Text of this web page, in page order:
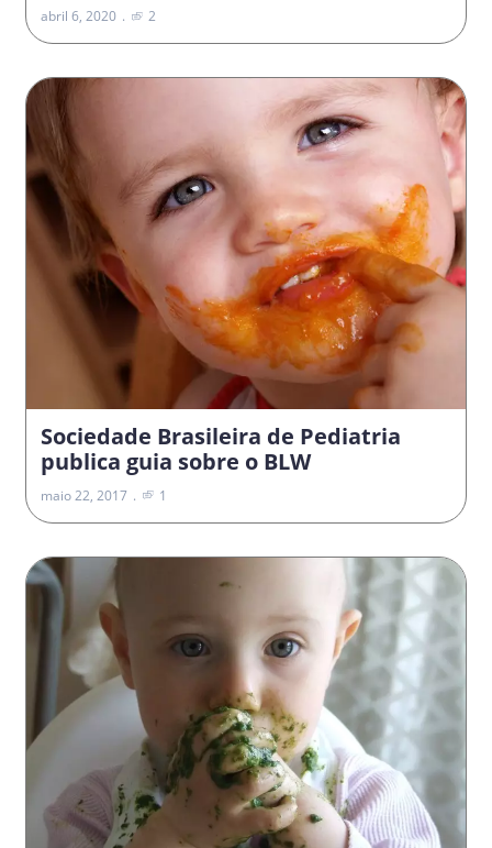
abril 6, 2020 2
Sociedade Brasileira de Pediatria
publica guia sobre o BLW
maio 22, 2017 1